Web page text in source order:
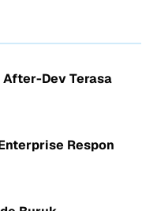
After-Dev Terasa
Respon